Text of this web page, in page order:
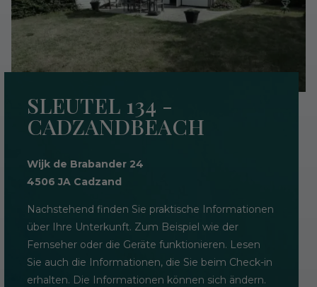
SLEUTEL 134 -
CADZANDBEACH
Wijk de Brabander 24
4506 JA Cadzand
Nachstehend finden Sie praktische Informationen
über Ihre Unterkunft. Zum Beispiel wie der
Fernseher oder die Geräte funktionieren. Lesen
Sie auch die Informationen, die Sie beim Check-in
erhalten. Die Informationen können sich ändern.